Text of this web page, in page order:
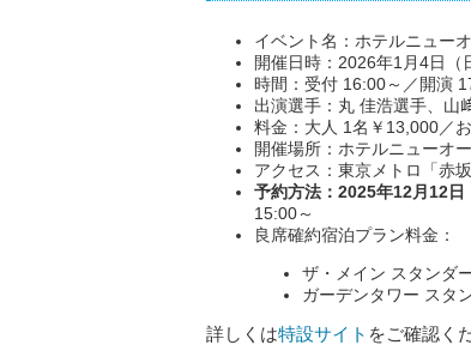
イベント名：ホテルニュー
開催日時：2026年1月4日（
時間：受付 16:00～／開演
出演選手：丸 佳浩選手、山
料金：大人 1名￥13,000／
開催場所：ホテルニューオ
アクセス：東京メトロ「赤
予約方法：2025年12月12日
15:00～
良席確約宿泊プラン料金：
ザ・メイン スタンダ
ガーデンタワー スタ
詳しくは特設サイト をご確認く